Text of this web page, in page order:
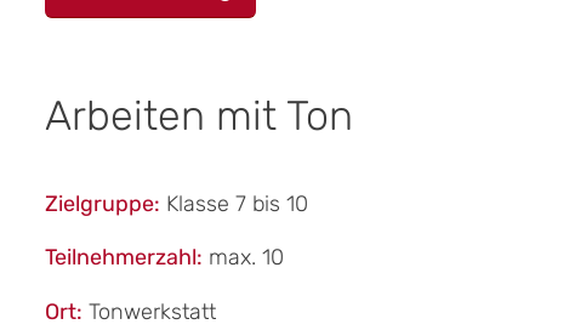
Arbeiten mit Ton
Zielgruppe: Klasse 7 bis 10
Teilnehmerzahl: max. 10
Ort: Tonwerkstatt